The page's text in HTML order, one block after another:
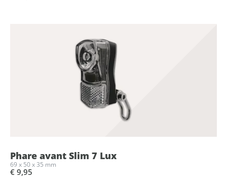
Phare avant Slim 7 Lux
69 x 50 x 35 mm
€ 9,95